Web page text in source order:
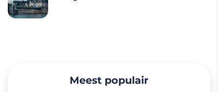
Meest populair